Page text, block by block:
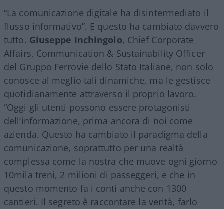
“La comunicazione digitale ha disintermediato il
flusso informativo”. E questo ha cambiato davvero
tutto. Giuseppe Inchingolo, Chief Corporate
Affairs, Communication & Sustainability Officer
del Gruppo Ferrovie dello Stato Italiane, non solo
conosce al meglio tali dinamiche, ma le gestisce
quotidianamente attraverso il proprio lavoro.
“Oggi gli utenti possono essere protagonisti
dell’informazione, prima ancora di noi come
azienda. Questo ha cambiato il paradigma della
comunicazione, soprattutto per una realtà
complessa come la nostra che muove ogni giorno
10mila treni, 2 milioni di passeggeri, e che in
questo momento fa i conti anche con 1300
cantieri. Il segreto è raccontare la verità, farlo